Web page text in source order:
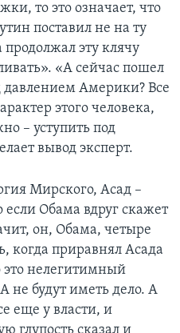
то это означает, что
поставил не на ту
эту клячу
«А сейчас пошел
давлением Америки? Все
этого человека,
– уступить под
вывод эксперт.
Мирского, Асад –
Обама вдруг скажет
он, Обама, четыре
когда приравнял Асада
это нелегитимный
не будут иметь дело. А
еще у власти, и